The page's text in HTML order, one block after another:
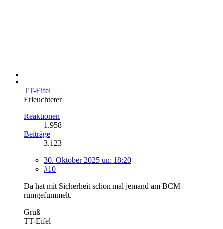
TT-Eifel
Erleuchteter
Reaktionen
1.958
Beiträge
3.123
30. Oktober 2025 um 18:20
#10
Da hat mit Sicherheit schon mal jemand am BCM
rumgefummelt.
Gruß
TT-Eifel